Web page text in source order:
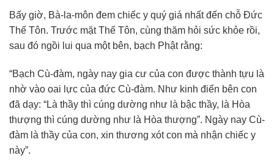
Bấy giờ, Bà-la-môn đem chiếc y quý giá nhất đến chỗ Đức
Thế Tôn. Trước mặt Thế Tôn, cùng thăm hỏi sức khỏe rồi,
sau đó ngồi lui qua một bên, bạch Phật rằng:
“Bạch Cù-đàm, ngày nay gia cư của con được thành tựu là
nhờ vào oai lực của đức Cù-đàm. Như kinh điển bên con
đã dạy: “Là thầy thì cúng dường như là bậc thầy, là Hòa
thượng thì cúng dường như là Hòa thượng”. Ngày nay Cù-
đàm là thầy của con, xin thương xót con mà nhận chiếc y
này”.